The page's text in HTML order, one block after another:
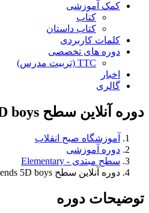
کمک آموزشی
کتاب
کتاب داستان
کلمات کاربردی
دوره های تخصصی
TTC (تربیت مدرس)
اخبار
گالری
دوره آنلاین سطح Family Friends 5D boys
آموزشگاه صبح انقلاب
دوره آموزشی
سطح مبتدی - Elementary
دوره آنلاین سطح Family Friends 5D boys
توضیحات دوره